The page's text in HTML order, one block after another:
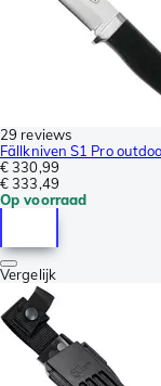
29 reviews
Fällkniven S1 Pro
€ 330,99
€ 333,49
Op voorraad
Vergelijk